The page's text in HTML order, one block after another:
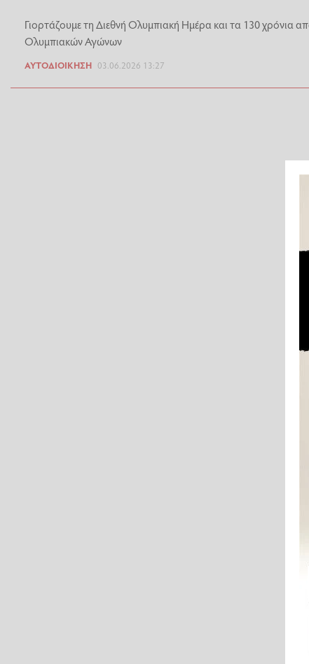
Γιορτάζουμε τη Διεθνή Ολυμπιακή Ημέρα και τα 130 χρόνια
Ολυμπιακών Αγώνων
ΑΥΤΟΔΙΟΊΚΗΣΗ 03.06.2026 13:27